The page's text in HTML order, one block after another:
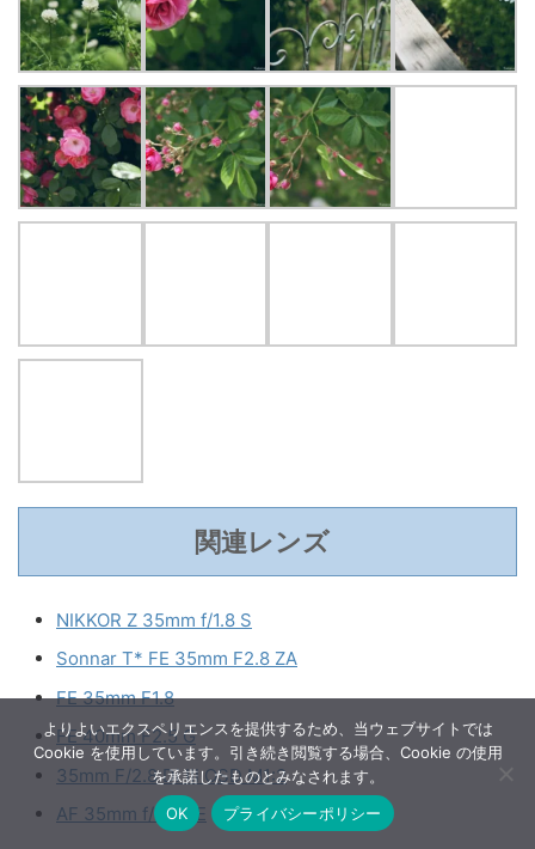
関連レンズ
NIKKOR Z 35mm f/1.8 S
Sonnar T* FE 35mm F2.8 ZA
FE 35mm F1.8
FE 40mm F2.5 G
35mm F/2.8 Di III OSD M1:2
AF 35mm f/2.8 FE
よりよいエクスペリエンスを提供するため、当ウェブサイトでは
Cookie を使用しています。引き続き閲覧する場合、Cookie の使用
を承諾したものとみなされます。
OK
プライバシーポリシー